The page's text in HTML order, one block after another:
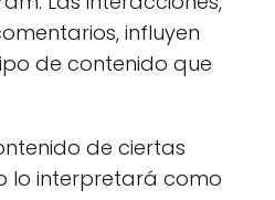
influyen
de contenido que
de ciertas
lo interpretará como